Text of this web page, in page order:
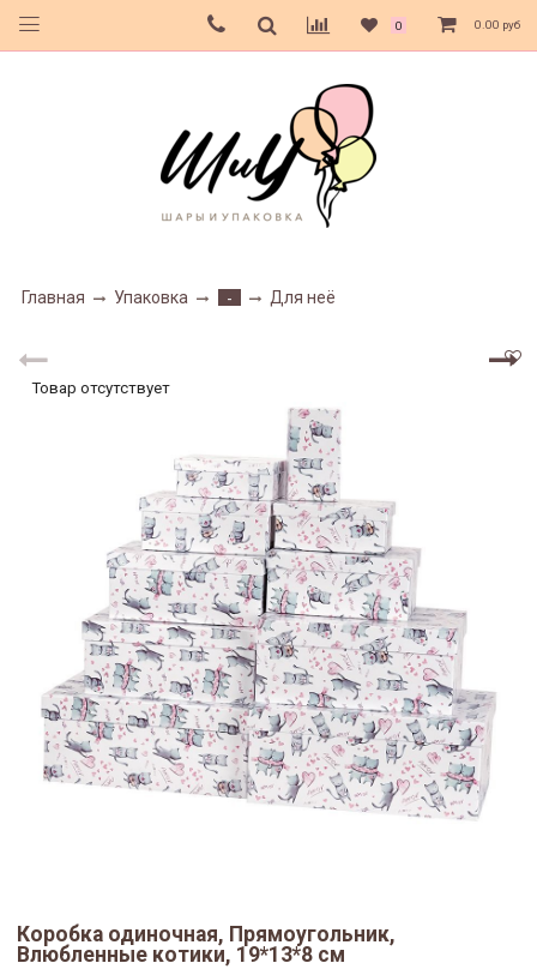
0 0.00 руб
Главная Упаковка - Для неё
Товар отсутствует
Коробка одиночная, Прямоугольник,
Влюбленные котики, 19*13*8 см